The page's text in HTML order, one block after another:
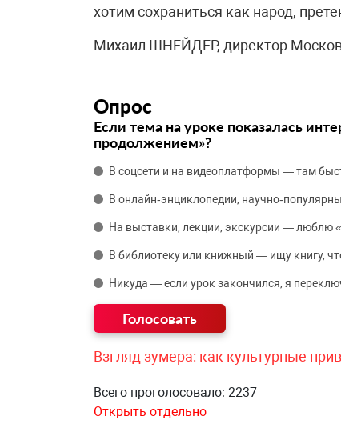
хотим сохраниться как народ,
Михаил ШНЕЙДЕР, директор
Опрос
Если тема на уроке показалась
продолжением»?
В соцсети и на видеоплатформы — там
В онлайн‑энциклопедии,
На выставки, лекции, экскурсии — люблю
В библиотеку или книжный — ищу книгу,
Никуда — если урок закончился, я
Взгляд зумера: как культурные
Всего проголосовало: 2237
Открыть отдельно